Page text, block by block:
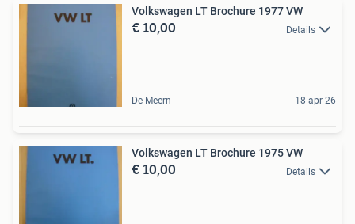
Volkswagen LT Brochure 1977 VW
€ 10,00 Details
De Meern 18 apr 26
Volkswagen LT Brochure 1975 VW
€ 10,00 Details